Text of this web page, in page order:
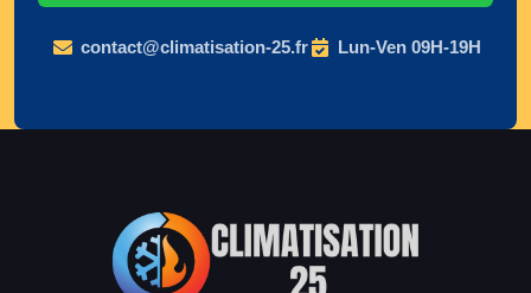
contact@climatisation-25.fr Lun-Ven 09H-19H